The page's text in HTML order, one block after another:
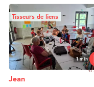
1 min
Tisseurs de liens
23
Jean